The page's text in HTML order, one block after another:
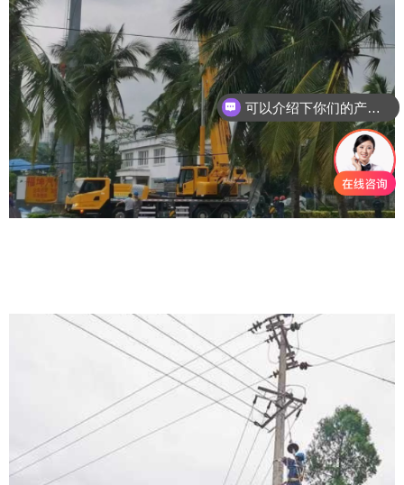
可以介绍下你们的产品么？
你们是怎么收费的呢？